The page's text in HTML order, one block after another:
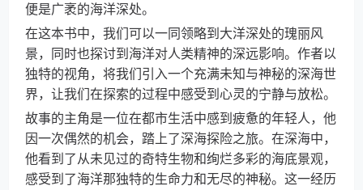
便是广袤的海洋深处。
在这本书中，我们可以一同领略到大洋深处的瑰丽风
景，同时也探讨到海洋对人类精神的深远影响。作者以
独特的视角，将我们引入一个充满未知与神秘的深海世
界，让我们在探索的过程中感受到心灵的宁静与放松。
故事的主角是一位在都市生活中感到疲惫的年轻人，他
因一次偶然的机会，踏上了深海探险之旅。在深海中，
他看到了从未见过的奇特生物和绚烂多彩的海底景观，
感受到了海洋那独特的生命力和无尽的神秘。这一经历